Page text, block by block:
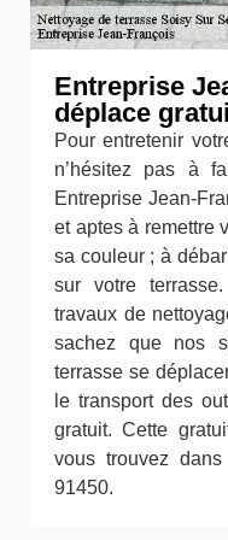
Entreprise
déplace
Pour entretenir
n’hésitez pas à
Entreprise Jean-
et aptes à remettre
sa couleur ; à
sur votre
travaux de
sachez que nos
terrasse se
le transport des
gratuit. Cette
vous trouvez
91450.